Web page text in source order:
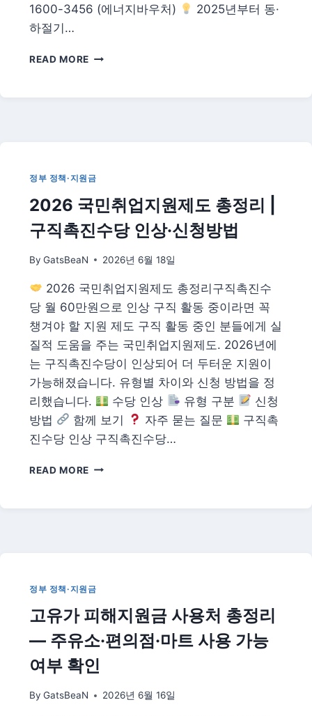
1600-3456 (에너지바우처)
2025년부터 동·
하절기…
READ MORE 2026
너
신
방
법
—
격
건
·
지
원
금
액
·
신
청
처
총
정부 정책·지원금
2026 국민취업지원제도 총정리 |
구직촉진수당 인상·신청방법
By GatsBeaN 2026년 6월 18일
2026 국민취업지원제도 총정리구직촉진수
당 월 60만원으로 인상 구직 활동 중이라면 꼭
챙겨야 할 지원 제도 구직 활동 중인 분들에게 실
질적 도움을 주는 국민취업지원제도. 2026년에
는 구직촉진수당이 인상되어 더 두터운 지원이
가능해졌습니다. 유형별 차이와 신청 방법을 정
리했습니다.
수당 인상 유형 구분
신청
방법
함께 보기 자주 묻는 질문
구직촉
진수당 인상 구직촉진수당…
READ MORE 2026
취
도
정
리
|
구
직
진
정부 정책·지원금
고유가 피해지원금 사용처 총정리
— 주유소·편의점·마트 사용 가능
여부 확인
By GatsBeaN 2026년 6월 16일